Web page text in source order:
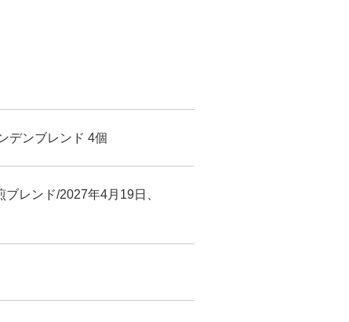
デンブレンド 4個
レンド/2027年4月19日、